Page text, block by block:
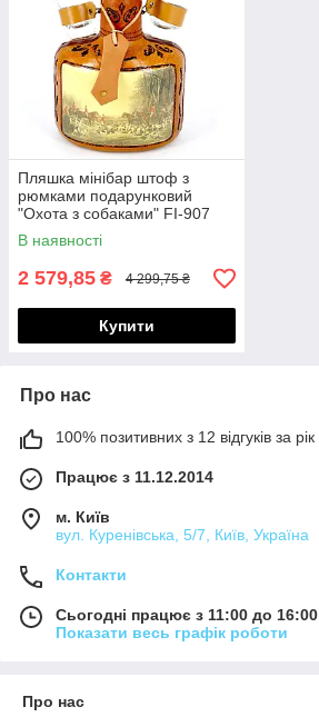
Пляшка мінібар штоф з
рюмками подарунковий
"Охота з собаками" FI-907
В наявності
2 579,85 ₴ 4 299,75 ₴
Купити
Про нас
100% позитивних з 12 відгуків за рік
Працює з 11.12.2014
м. Київ
вул. Куренівська, 5/7, Київ, Україна
Контакти
Сьогодні працює з 11:00 до 16:00
Показати весь графік роботи
Про нас